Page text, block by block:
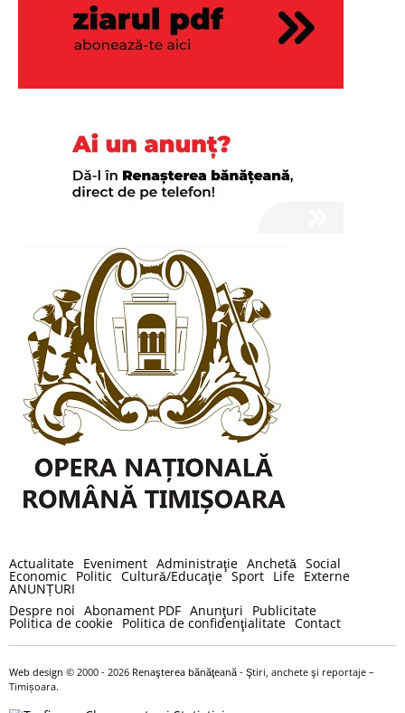
Actualitate Eveniment Administraţie Anchetă Social
Economic Politic Cultură/Educaţie Sport Life Externe
ANUNȚURI
Despre noi Abonament PDF Anunţuri Publicitate
Politica de cookie Politica de confidenţialitate Contact
Web design © 2000 - 2026 Renaşterea bănăţeană - Ştiri, anchete şi reportaje –
Timișoara.